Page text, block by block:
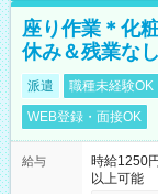
座り作業＊化
休み＆残業なし
派遣 職種未経験OK
WEB登録・面接OK
給与
時給1250
以上可能